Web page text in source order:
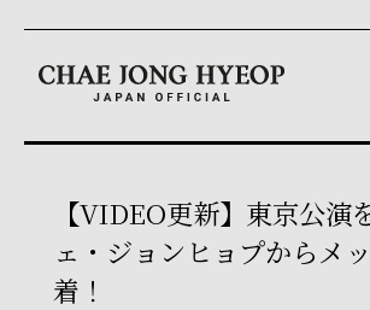
【VIDEO更新】東京公演
ェ・ジョンヒョプからメ
着！